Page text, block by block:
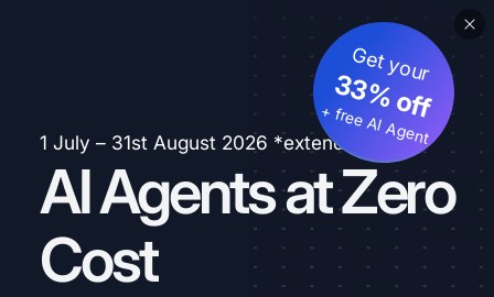
1 July – 31st August 2026 *extended
AI Agents at Zero
Cost
Get your
33% off
+ free AI Agent